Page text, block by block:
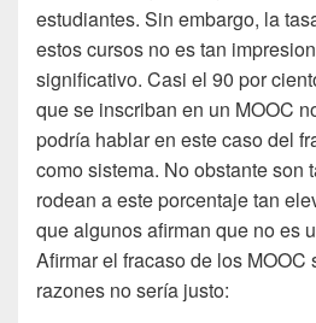
estudiantes. Sin embargo, la
estos cursos no es tan
significativo. Casi el 90 por
que se inscriban en un MOOC
podría hablar en este caso del
como sistema. No obstante son
rodean a este porcentaje tan
que algunos afirman que no es
Afirmar el fracaso de los MOOC
razones no sería justo: